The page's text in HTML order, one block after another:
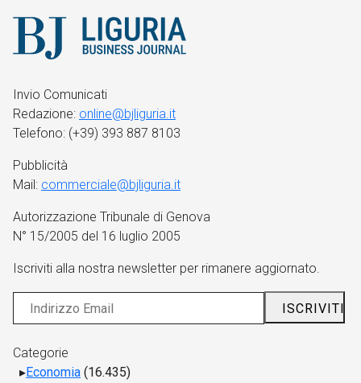
Invio Comunicati
Redazione: online@bjliguria.it
Telefono: (+39) 393 887 8103
Pubblicità
Mail: commerciale@bjliguria.it
Autorizzazione Tribunale di Genova
N° 15/2005 del 16 luglio 2005
Iscriviti alla nostra newsletter per rimanere aggiornato.
Categorie
Economia (16.435)